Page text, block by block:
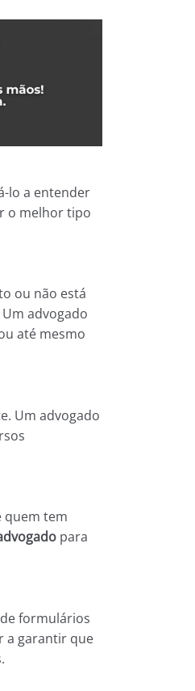
lo a entender
o melhor tipo
ou não está
advogado
até mesmo
Um advogado
quem tem
para
formulários
a garantir que